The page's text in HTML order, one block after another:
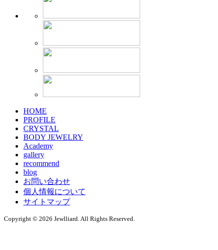
HOME
PROFILE
CRYSTAL
BODY JEWELRY
Academy
gallery
recommend
blog
お問い合わせ
個人情報について
サイトマップ
Copyright © 2026 Jewlliard. All Rights Reserved.